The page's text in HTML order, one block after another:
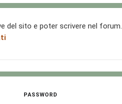
del sito e poter scrivere nel forum.
PASSWORD